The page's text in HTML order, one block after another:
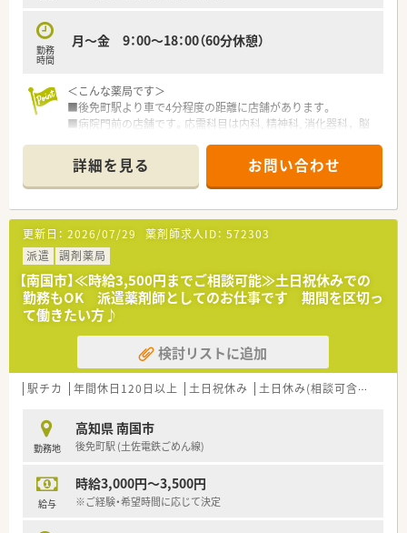
勤務
時間
月～金 9：00～18：00（60分休憩）
＜こんな薬局です＞
■後免町駅より車で4分程度の距離に店舗があります。
■病院門前の店舗です。応需科目は内科, 精神科, 消化器科，脳
■薬剤師3名在籍しています。
＜業務内容＞
■処方箋による調剤業務、服薬指導、薬剤情報の提供など
■処方箋枚数50～60枚/日
＜メディカルリソースの派遣＞
■弊社は全国に12拠点を展開し、全国各地の薬局・ドラッグスト
アなど、派遣先との信頼関係を大切にしながら、豊富な求人情報
をご提供しています。
また、今後ご転居された場合でも、全国各地のエリア情報に精
通したコンサルタントが皆様をお迎えいたします。
■充実した福利厚生！
福利厚生サービス利用可能・スポーツクラブ利用可能・特別休
暇制度・慶弔見舞金制度などがございます。
e-ラーニング受講無料・ファーマシーセミナーへの参加無料・
情報メディア「ファルマラボ」 などがございます。
■各種社会保険完備(雇用保険・社会保険：週20時間以上勤務者)
で、安心してご就業いただけます。
■有給休暇も取得(6ヶ月以上勤務)可能です。他にも、夏季休暇・
詳細を見る お問い合わせ
更新日： 2026/07/29 薬剤師求人ID： 572303
派遣
調剤薬局
【南国市】≪時給3,500円までご相談可能≫土日祝休みでの
勤務もOK 派遣薬剤師としてのお仕事です 期間を区切っ
て働きたい方♪
検討リストに追加
駅チカ 年間休日120日以上 土日祝休み 土日休み(相談可含む)
勤務地
高知県 南国市
後免町駅 (土佐電鉄ごめん線)
給与
時給3,000円～3,500円
※ご経験・希望時間に応じて決定